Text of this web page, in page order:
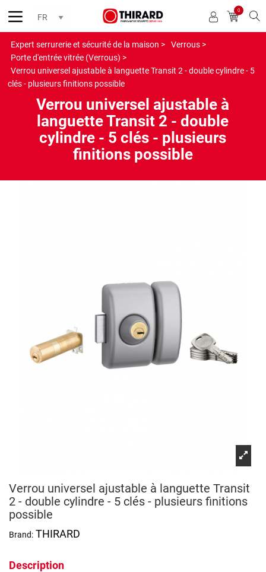
0
Expert serrurerie et sécurité de la maison >
Verrous >
Porte d'entrée vitrée (Verrous) >
Verrou universel ajustable à languette Transit 2 - double cylindre - 5
clés - plusieurs finitions possible
Verrou universel ajustable à
languette Transit 2 - double
cylindre - 5 clés - plusieurs
finitions possible
Verrou universel ajustable à languette Transit
2 - double cylindre - 5 clés - plusieurs finitions
possible
Brand: THIRARD
Description